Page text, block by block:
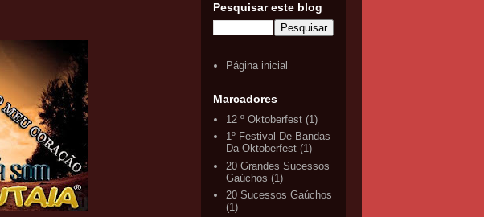
Pesquisar este blog
Página inicial
Marcadores
12 º Oktoberfest (1)
1º Festival De Bandas
Da Oktoberfest (1)
20 Grandes Sucessos
Gaúchos (1)
20 Sucessos Gaúchos
(1)